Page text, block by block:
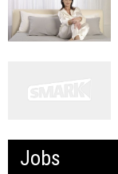
Jobs